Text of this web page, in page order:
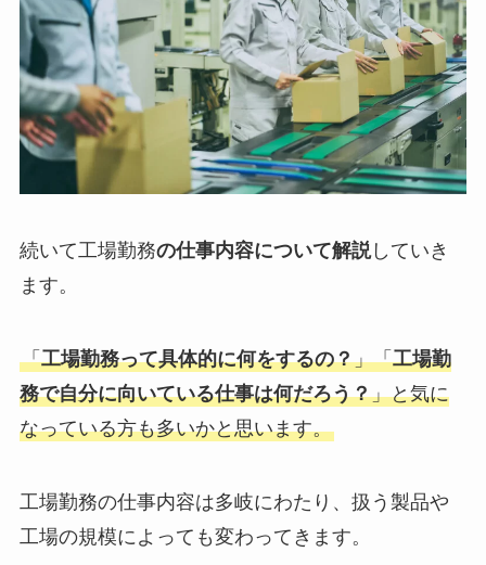
続いて工場勤務の仕事内容について解説していき
ます。
「工場勤務って具体的に何をするの？」「工場勤
務で自分に向いている仕事は何だろう？」と気に
なっている方も多いかと思います。
工場勤務の仕事内容は多岐にわたり、扱う製品や
工場の規模によっても変わってきます。